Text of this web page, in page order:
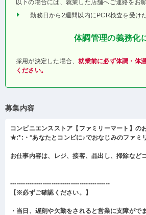
以下の場合には、就業した店舗へご連絡をお
勤務日から2週間以内にPCR検査を受け
体調管理の義務化
採用が決定した場合、就業前に必ず体調・体
ください。
募集内容
コンビニエンスストア【ファミリーマート】の
★:*:・°あなたとコンビに♪でおなじみのファミ
お仕事内容は、レジ、接客、品出し、掃除など
----------------------------------------------
【※必ずご確認ください。】
・当日、遅刻や欠勤をされると営業に支障が